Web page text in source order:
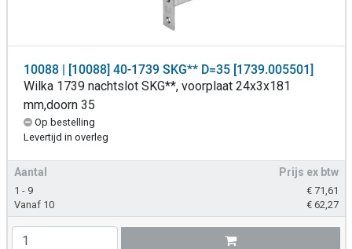
10088 | [10088] 40-1739 SKG** D=35 [1739.005501]
Wilka 1739 nachtslot SKG**, voorplaat 24x3x181
mm,doorn 35
Op bestelling
Levertijd in overleg
Aantal Prijs ex btw
1 - 9 € 71,61
Vanaf 10
€ 62,27